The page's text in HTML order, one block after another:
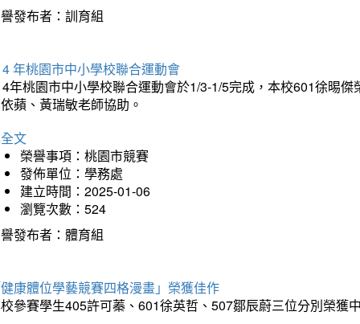
發布者：訓育組
年桃園市中小學校聯合運動會
年桃園市中小學校聯合運動會於1/3-1/5完成，本校601徐晹
蘋、黃瑞敏老師協助。
文
榮譽事項：桃園市競賽
發佈單位：學務處
建立時間：2025-01-06
瀏覽次數：524
發布者：體育組
康體位學藝競賽四格漫畫」榮獲佳作
參賽學生405許可蓁、601徐英哲、507鄒辰蔚三位分別榮獲